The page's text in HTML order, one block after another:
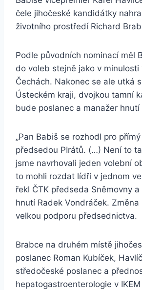
čele jihočeské kandidátky
životního prostředí Richard
Podle původních nominací měl
do voleb stejně jako v minulosti
Čechách. Nakonec se ale utká
Ústeckém kraji, dvojkou tamní
bude poslanec a manažer hnutí
„Pan Babiš se rozhodl pro
předsedou PIrátů. (…) Není to
jsme navrhovali jeden volební
to mohli rozdat lídři v jednom
řekl ČTK předseda Sněmovny
hnutí Radek Vondráček.
velkou podporu předsednictva.
Brabce na druhém místě
poslanec Roman Kubíček,
středočeské poslanec a
hepatogastroenterologie v